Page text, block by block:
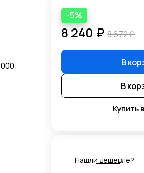
-5%
8 240 ₽ 8 672 ₽
В
В
Купить
Нашли дешевле?